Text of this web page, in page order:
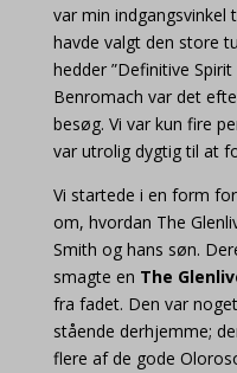
var min indgangsvinkel
havde valgt den store
hedder ”Definitive
Benromach var det
besøg. Vi var kun fire
var utrolig dygtig til at
Vi startede i en form
om, hvordan The
Smith og hans søn.
smagte en The
fra fadet. Den var
stående derhjemme;
flere af de gode